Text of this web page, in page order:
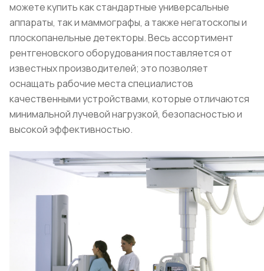
можете купить как стандартные универсальные
аппараты, так и маммографы, а также негатоскопы и
плоскопанельные детекторы. Весь ассортимент
рентгеновского оборудования поставляется от
известных производителей; это позволяет
оснащать рабочие места специалистов
качественными устройствами, которые отличаются
минимальной лучевой нагрузкой, безопасностью и
высокой эффективностью.